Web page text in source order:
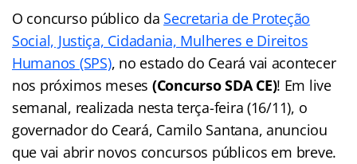
O concurso público da Secretaria de Proteção
Social, Justiça, Cidadania, Mulheres e Direitos
Humanos (SPS), no estado do Ceará vai acontecer
nos próximos meses (Concurso SDA CE)! Em live
semanal, realizada nesta terça-feira (16/11), o
governador do Ceará, Camilo Santana, anunciou
que vai abrir novos concursos públicos em breve.